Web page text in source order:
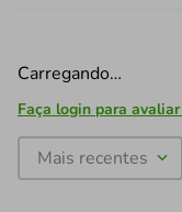
Carregando…
Faça login para
Mais recentes